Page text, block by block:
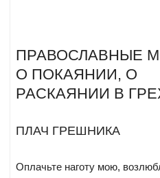
ПРАВОСЛАВНЫЕ
О ПОКАЯНИИ, О
РАСКАЯНИИ В
ПЛАЧ ГРЕШНИКА
Оплачьте наготу мою,